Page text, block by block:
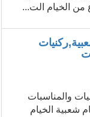
الخيام الت...
والمناسبات
شعبية الخيام